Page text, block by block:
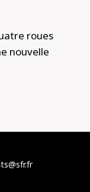
roues
nouvelle